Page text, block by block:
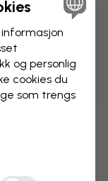
hjem
og personlig
cookies du
som trengs